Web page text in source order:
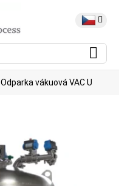
Odparka vákuová VAC U